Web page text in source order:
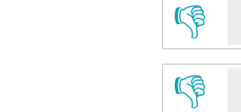
👎
👎